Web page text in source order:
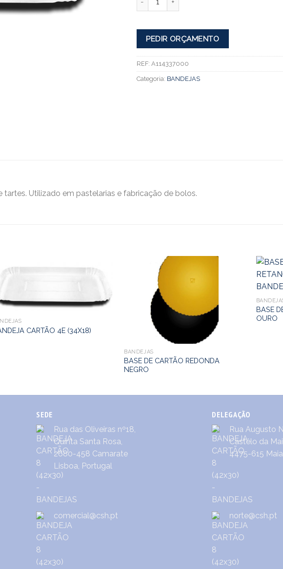
PEDIR ORÇAMENTO
REF: A114337000
Categoria: BANDEJAS
Utilizado em pastelarias e fabricação de bolos.
CARTÃO 4E (34X18)
BANDEJAS
BASE DE CARTÃO REDONDA
NEGRO
BASE
OURO
SEDE
Rua das Oliveiras nº18,
Quinta Santa Rosa,
2680-458 Camarate
Lisboa, Portugal
comercial@csh.pt
DELEGAÇÃO
Rua Augusto
Castêlo da
4475-615 Maia
norte@csh.pt